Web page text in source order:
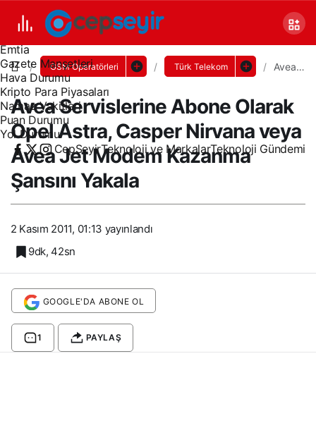
Covid 19
Döviz Kurları
Emtia
Gazete Manşetleri
Hava Durumu
Kripto Para Piyasaları
Namaz Vakitleri
Puan Durumu
Yol Durumu
CepSeyirTeknoloji ve MarkalarTeknoloji Gündemi
GSM Operatörleri Türk Telekom
Avea
Olarak
Opel
Astra,
Casper
Nirvana
Avea Servislerine Abone Olarak
Opel Astra, Casper Nirvana veya
Avea Jet Modem Kazanma
Şansını Yakala
2 Kasım 2011, 01:13 yayınlandı
9dk, 42sn
GOOGLE'DA ABONE OL
1 PAYLAŞ